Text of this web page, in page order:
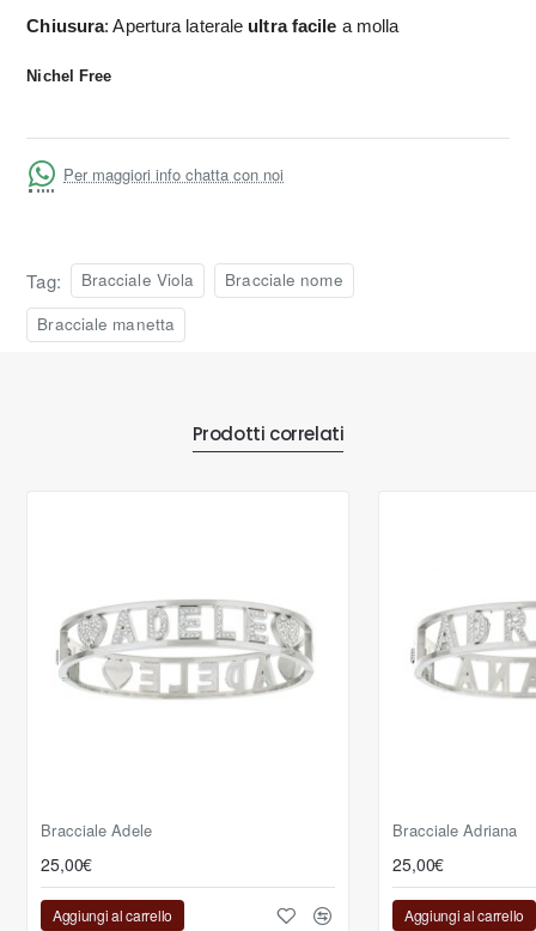
Chiusura: Apertura laterale ultra facile a molla
Nichel Free
Per maggiori info chatta con noi
Tag: Bracciale Viola
Bracciale nome
Bracciale manetta
Prodotti correlati
Bracciale Adele
25,00€
Aggiungi al carrello
Bracciale Adriana
25,00€
Aggiungi al carrello